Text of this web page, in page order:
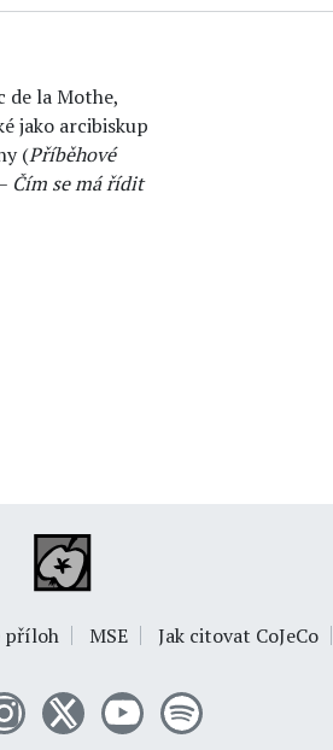
de la Mothe,
jako arcibiskup
(Příběhové
Čím se má řídit
příloh MSE Jak citovat CoJeCo